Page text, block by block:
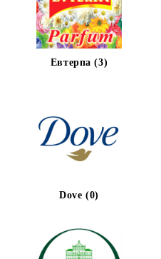
Евтерпа (3)
Dove (0)